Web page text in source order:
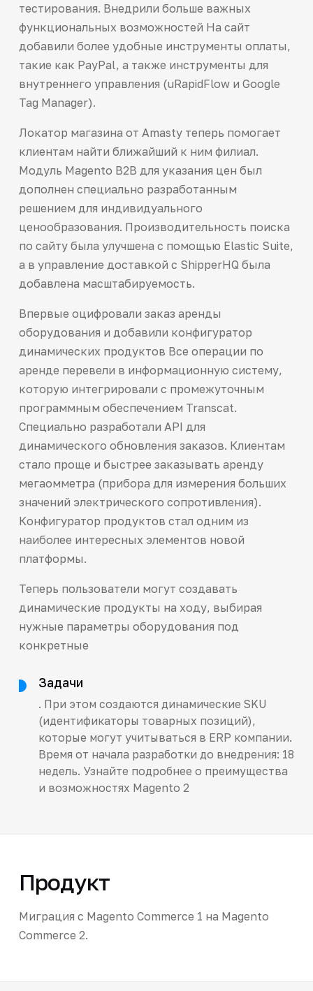
тестирования. Внедрили больше важных
функциональных возможностей На сайт
добавили более удобные инструменты оплаты,
такие как PayPal, а также инструменты для
внутреннего управления (uRapidFlow и Google
Tag Manager).
Локатор магазина от Amasty теперь помогает
клиентам найти ближайший к ним филиал.
Модуль Magento B2B для указания цен был
дополнен специально разработанным
решением для индивидуального
ценообразования. Производительность поиска
по сайту была улучшена с помощью Elastic Suite,
а в управление доставкой с ShipperHQ была
добавлена масштабируемость.
Впервые оцифровали заказ аренды
оборудования и добавили конфигуратор
динамических продуктов Все операции по
аренде перевели в информационную систему,
которую интегрировали с промежуточным
программным обеспечением Transcat.
Специально разработали API для
динамического обновления заказов. Клиентам
стало проще и быстрее заказывать аренду
мегаомметра (прибора для измерения больших
значений электрического сопротивления).
Конфигуратор продуктов стал одним из
наиболее интересных элементов новой
платформы.
Теперь пользователи могут создавать
динамические продукты на ходу, выбирая
нужные параметры оборудования под
конкретные
Задачи
. При этом создаются динамические SKU
(идентификаторы товарных позиций),
которые могут учитываться в ERP компании.
Время от начала разработки до внедрения: 18
недель. Узнайте подробнее о преимущества
и возможностях Magento 2
Продукт
Миграция с Magento Commerce 1 на Magento
Commerce 2.